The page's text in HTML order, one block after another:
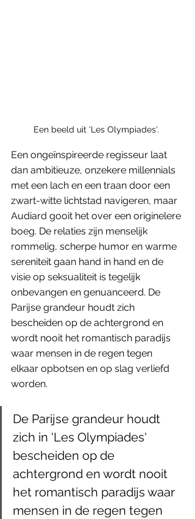
Een beeld uit 'Les Olympiades'.
Een ongeïnspireerde regisseur laat
dan ambitieuze, onzekere millennials
met een lach en een traan door een
zwart-witte lichtstad navigeren, maar
Audiard gooit het over een originelere
boeg. De relaties zijn menselijk
rommelig, scherpe humor en warme
sereniteit gaan hand in hand en de
visie op seksualiteit is tegelijk
onbevangen en genuanceerd. De
Parijse grandeur houdt zich
bescheiden op de achtergrond en
wordt nooit het romantisch paradijs
waar mensen in de regen tegen
elkaar opbotsen en op slag verliefd
worden.
De Parijse grandeur houdt
zich in 'Les Olympiades'
bescheiden op de
achtergrond en wordt nooit
het romantisch paradijs waar
mensen in de regen tegen